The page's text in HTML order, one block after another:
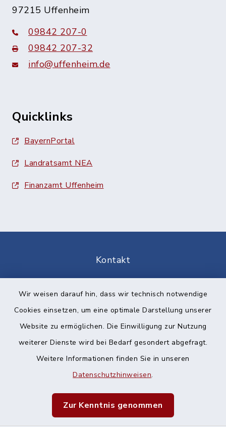
Wir weisen darauf hin, dass wir technisch notwendige
Cookies einsetzen, um eine optimale Darstellung unserer
Website zu ermöglichen. Die Einwilligung zur Nutzung
weiterer Dienste wird bei Bedarf gesondert abgefragt.
Weitere Informationen finden Sie in unseren
Datenschutzhinweisen.
Zur Kenntnis genommen
97215 Uffenheim
09842 207-0
09842 207-32
info@uffenheim.de
Quicklinks
BayernPortal
Landratsamt NEA
Finanzamt Uffenheim
Kontakt
Datenschutz
Impressum
Sitemap
Cookie-Einstellungen